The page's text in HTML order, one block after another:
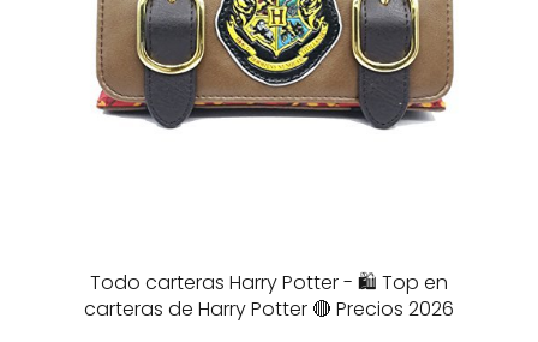
Todo carteras Harry Potter - 🛍️ Top en
carteras de Harry Potter 🔴 Precios 2026